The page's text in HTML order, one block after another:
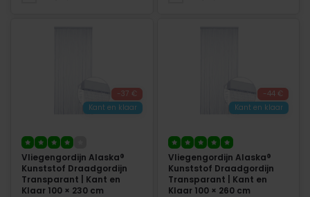
-37 €
Kant en klaar
Vliegengordijn Alaska®
Kunststof Draadgordijn
Transparant | Kant en
Klaar 100 × 230 cm
-44 €
Kant en klaar
Vliegengordijn Alaska®
Kunststof Draadgordijn
Transparant | Kant en
Klaar 100 × 260 cm